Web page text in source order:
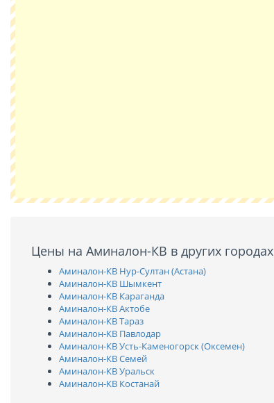
Цены на Аминалон-КВ в других городах
Аминалон-КВ Нур-Султан (Астана)
Аминалон-КВ Шымкент
Аминалон-КВ Караганда
Аминалон-КВ Актобе
Аминалон-КВ Тараз
Аминалон-КВ Павлодар
Аминалон-КВ Усть-Каменогорск (Оксемен)
Аминалон-КВ Семей
Аминалон-КВ Уральск
Аминалон-КВ Костанай